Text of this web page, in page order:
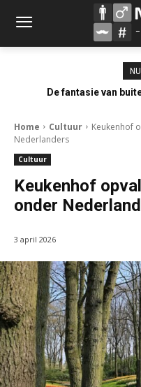
De fantasie van
Home Cultuur
Keukenhof
Nederlanders
Cultuur
Keukenhof
onder
3 april 2026